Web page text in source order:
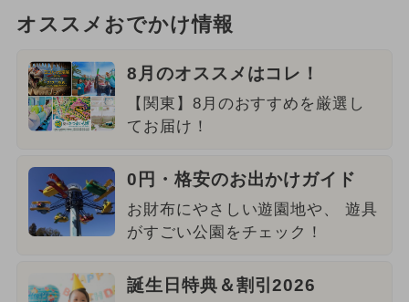
オススメおでかけ情報
8月のオススメはコレ！
【関東】8月のおすすめを厳選し
てお届け！
0円・格安のお出かけガイド
お財布にやさしい遊園地や、 遊具
がすごい公園をチェック！
誕生日特典＆割引2026